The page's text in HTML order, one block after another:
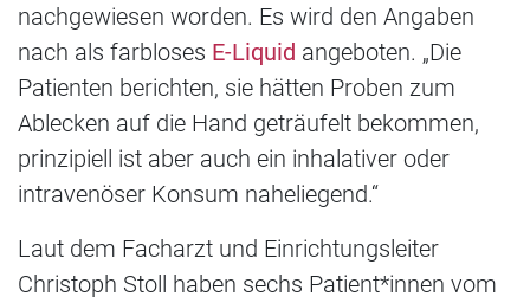
nachgewiesen worden. Es wird den Angaben
nach als farbloses E-Liquid angeboten. „Die
Patienten berichten, sie hätten Proben zum
Ablecken auf die Hand geträufelt bekommen,
prinzipiell ist aber auch ein inhalativer oder
intravenöser Konsum naheliegend.“
Laut dem Facharzt und Einrichtungsleiter
Christoph Stoll haben sechs Patient*innen vom